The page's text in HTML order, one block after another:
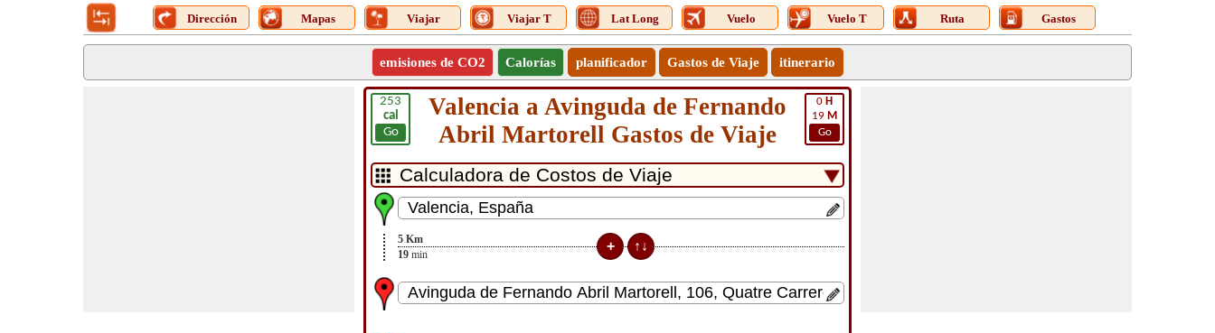
Dirección Mapas Viajar Viajar T Lat Long Vuelo Vuelo T Ruta Gastos
emisiones de CO2 Calorías planificador Gastos de Viaje itinerario
253
cal
Go
0 H
19 M
Go
Valencia a Avinguda de Fernando
Abril Martorell Gastos de Viaje
5 Km
19 min